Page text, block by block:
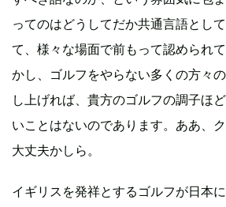
ってのはどうしてだか共通言語とし
て、様々な場面で前もって認められ
かし、ゴルフをやらない多くの方々
し上げれば、貴方のゴルフの調子ほ
いことはないのであります。ああ、
大丈夫かしら。
イギリスを発祥とするゴルフが日本